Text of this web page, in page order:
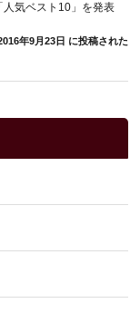
気ベスト10」を発表
年9月23日 に投稿された